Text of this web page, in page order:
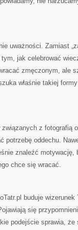
uważności. Zamiast
jak celebrować
zmęczonym, ale
właśnie takiej
z fotografią
potrzebę oddechu.
znaleźć motywację,
chce się wracać.
buduje
się
podejście sprawia, że